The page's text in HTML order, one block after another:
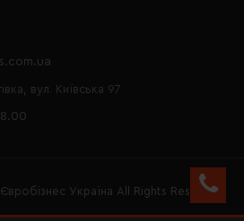
вул. Київська 97
Україна All Rights Reserved